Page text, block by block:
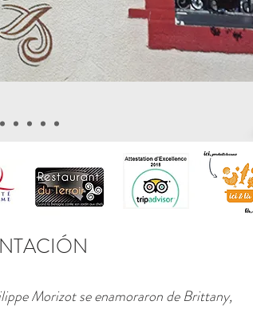
Morizot se enamoraron de Brittany,